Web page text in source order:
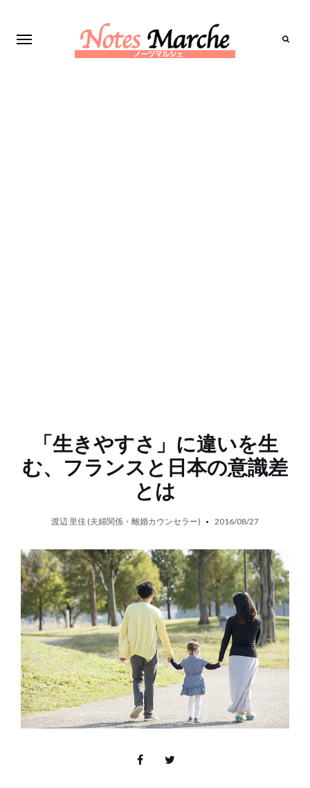
「生きやすさ」に違いを生
む、フランスと日本の意識差
とは
渡辺 里佳 (夫婦関係・離婚カウンセラー) 2016/08/27